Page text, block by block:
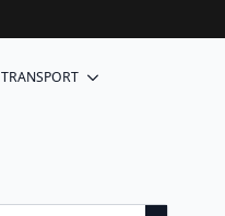
TRANSPORT